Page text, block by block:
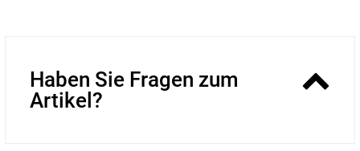
Haben Sie Fragen zum
Artikel?